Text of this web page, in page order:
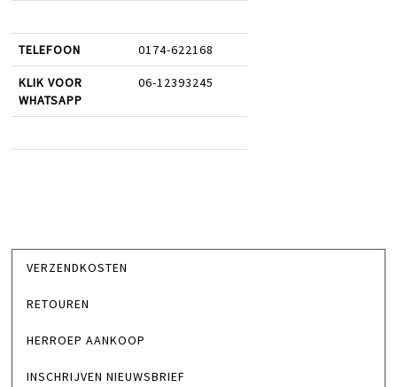
TELEFOON 0174-622168
KLIK VOOR
WHATSAPP
06-12393245
VERZENDKOSTEN
RETOUREN
HERROEP AANKOOP
INSCHRIJVEN NIEUWSBRIEF